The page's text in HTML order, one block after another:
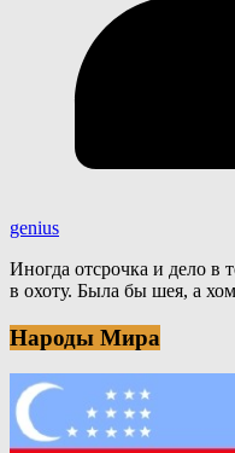
genius
Иногда отсрочка и дело в
в охоту. Была бы шея, а
Народы Мира